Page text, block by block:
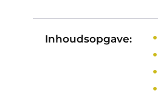
Inhoudsopgave: